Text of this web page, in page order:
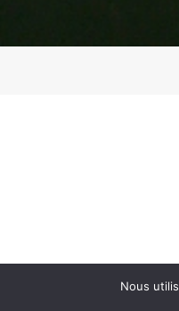
Nous